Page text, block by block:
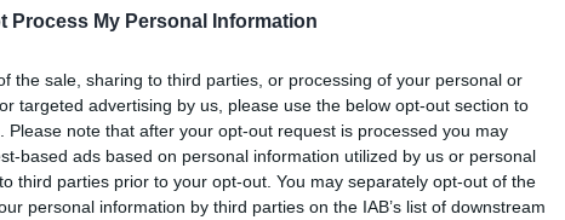
Process My Personal Information
the sale, sharing to third parties, or processing of your personal or
targeted advertising by us, please use the below opt-out section to
Please note that after your opt-out request is processed you may
based ads based on personal information utilized by us or personal
third parties prior to your opt-out. You may separately opt-out of the
personal information by third parties on the IAB’s list of downstream
angezeigt mit 2 leeren Flächen. Könnt Ihr das mal bitte prüfen? Danke!
werden und werden beim nächsten Besuch von Renzo nicht wieder aufgefüllt: